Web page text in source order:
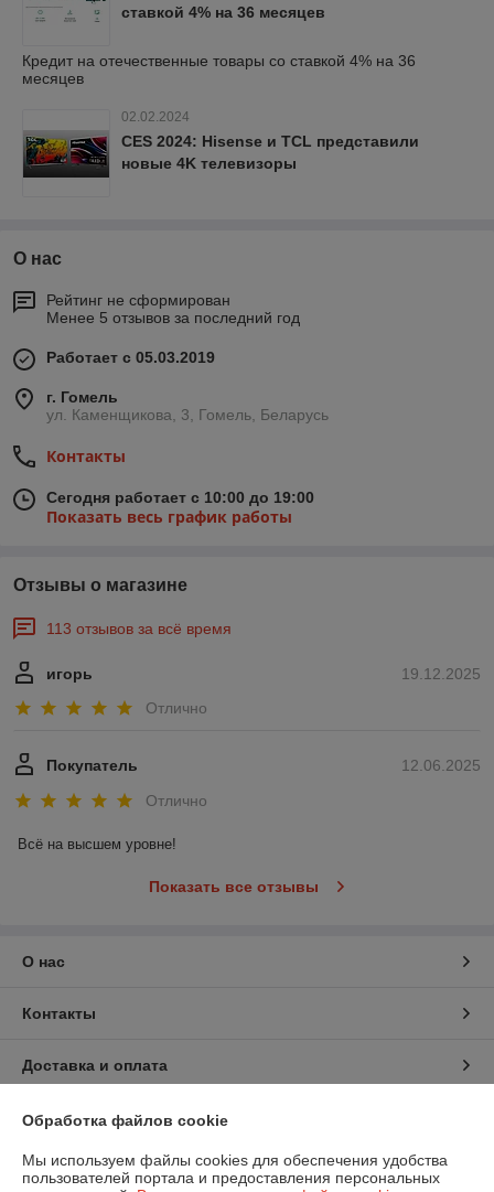
ставкой 4% на 36 месяцев
Кредит на отечественные товары со ставкой 4% на 36
месяцев
02.02.2024
CES 2024: Hisense и TCL представили
новые 4K телевизоры
О нас
Рейтинг не сформирован
Менее 5 отзывов за последний год
Работает с 05.03.2019
г. Гомель
ул. Каменщикова, 3, Гомель, Беларусь
Контакты
Сегодня работает с 10:00 до 19:00
Показать весь график работы
Отзывы о магазине
113 отзывов за всё время
19.12.2025
игорь
Отлично
12.06.2025
Покупатель
Отлично
Всё на высшем уровне!
Показать все отзывы
О нас
Контакты
Доставка и оплата
График работы
Полная версия сайта
Обработка файлов cookie
Мы используем файлы cookies для обеспечения удобства
пользователей портала и предоставления персональных